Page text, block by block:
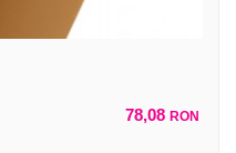
78,08 RON